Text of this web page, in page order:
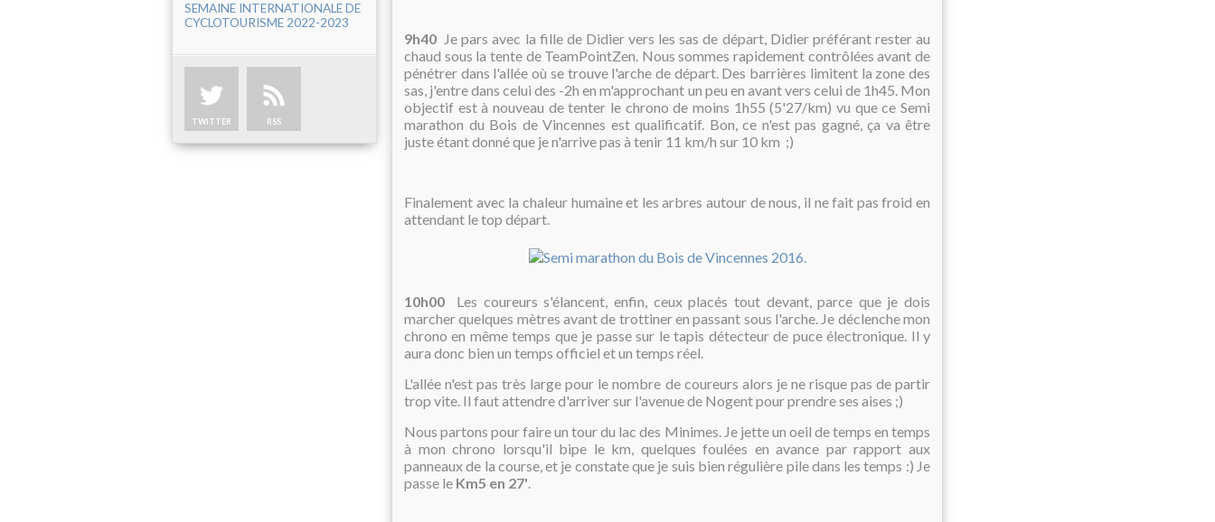
SEMAINE INTERNATIONALE DE
CYCLOTOURISME 2022-2023
TWITTER RSS
9h40 Je pars avec la fille de Didier vers les sas de départ, Didier préférant rester au
chaud sous la tente de TeamPointZen. Nous sommes rapidement contrôlées avant de
pénétrer dans l'allée où se trouve l'arche de départ. Des barrières limitent la zone des
sas, j'entre dans celui des -2h en m'approchant un peu en avant vers celui de 1h45. Mon
objectif est à nouveau de tenter le chrono de moins 1h55 (5'27/km) vu que ce Semi
marathon du Bois de Vincennes est qualificatif. Bon, ce n'est pas gagné, ça va être
juste étant donné que je n'arrive pas à tenir 11 km/h sur 10 km ;)
Finalement avec la chaleur humaine et les arbres autour de nous, il ne fait pas froid en
attendant le top départ.
10h00 Les coureurs s'élancent, enfin, ceux placés tout devant, parce que je dois
marcher quelques mètres avant de trottiner en passant sous l'arche. Je déclenche mon
chrono en même temps que je passe sur le tapis détecteur de puce électronique. Il y
aura donc bien un temps officiel et un temps réel.
L'allée n'est pas très large pour le nombre de coureurs alors je ne risque pas de partir
trop vite. Il faut attendre d'arriver sur l'avenue de Nogent pour prendre ses aises ;)
Nous partons pour faire un tour du lac des Minimes. Je jette un oeil de temps en temps
à mon chrono lorsqu'il bipe le km, quelques foulées en avance par rapport aux
panneaux de la course, et je constate que je suis bien régulière pile dans les temps :) Je
passe le Km5 en 27'